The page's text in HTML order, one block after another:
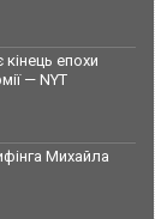
епохи
— NYT
Михайла